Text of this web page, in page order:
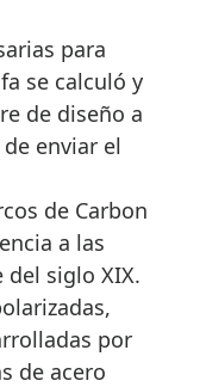
para
se calculó y
de diseño a
enviar el
de Carbon
a las
del siglo XIX.
por
de acero